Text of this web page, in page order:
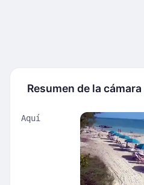
Resumen de la cámara
Aquí